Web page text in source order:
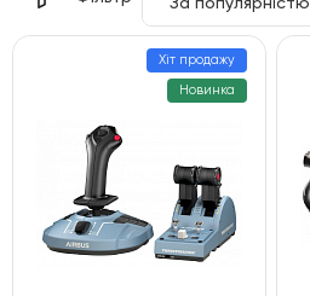
За ціною
За алфавітом
Хіт продажу
Новинка